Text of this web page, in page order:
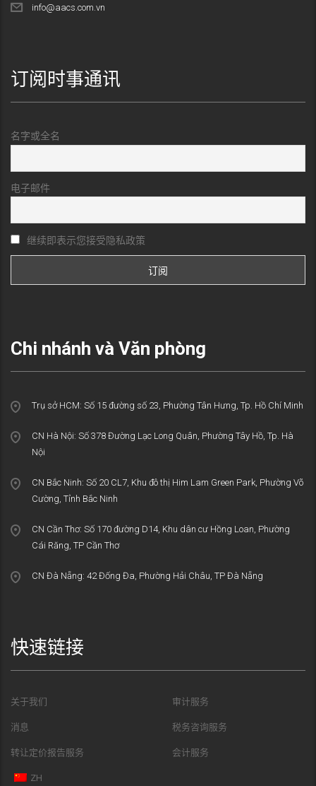
info@aacs.com.vn
订阅时事通讯
名字或全名
电子邮件
继续即表示您接受隐私政策
Chi nhánh và Văn phòng
Trụ sở HCM: Số 15 đường số 23, Phường Tân Hưng, Tp. Hồ Chí Minh
CN Hà Nội: Số 378 Đường Lạc Long Quân, Phường Tây Hồ, Tp. Hà
Nội
CN Bắc Ninh: Số 20 CL7, Khu đô thị Him Lam Green Park, Phường Võ
Cường, Tỉnh Bắc Ninh
CN Cần Thơ: Số 170 đường D14, Khu dân cư Hồng Loan, Phường
Cái Răng, TP Cần Thơ
CN Đà Nẵng: 42 Đống Đa, Phường Hải Châu, TP Đà Nẵng
快速链接
关于我们 审计服务
消息 税务咨询服务
转让定价报告服务 会计服务
ZH